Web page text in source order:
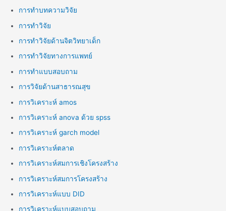
การทำบทความวิจัย
การทำวิจัย
การทำวิจัยด้านจิตวิทยาเด็ก
การทำวิจัยทางการแพทย์
การทำแบบสอบถาม
การวิจัยด้านสาธารณสุข
การวิเคราะห์ amos
การวิเคราะห์ anova ด้วย spss
การวิเคราะห์ garch model
การวิเคราะห์ตลาด
การวิเคราะห์สมการเชิงโครงสร้าง
การวิเคราะห์สมการโครงสร้าง
การวิเคราะห์แบบ DID
การวิเคราะห์แบบสอบถาม